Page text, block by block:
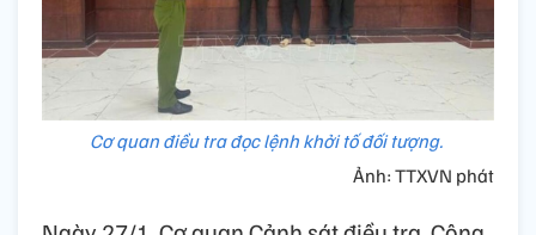
Cơ quan điều tra đọc lệnh khởi tố đối tượng.
Ảnh: TTXVN phát